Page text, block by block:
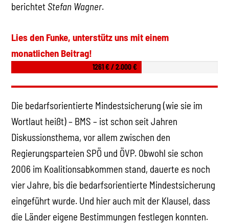
berichtet Stefan Wagner.
Lies den Funke, unterstütz uns mit einem
monatlichen Beitrag!
1261 € / 2.000 €
Die bedarfsorientierte Mindestsicherung (wie sie im
Wortlaut heißt) – BMS – ist schon seit Jahren
Diskussionsthema, vor allem zwischen den
Regierungsparteien SPÖ und ÖVP. Obwohl sie schon
2006 im Koalitionsabkommen stand, dauerte es noch
vier Jahre, bis die bedarfsorientierte Mindestsicherung
eingeführt wurde. Und hier auch mit der Klausel, dass
die Länder eigene Bestimmungen festlegen konnten.